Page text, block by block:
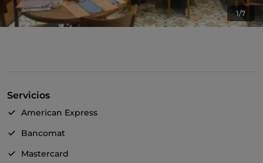
1/7
Servicios
American Express
Bancomat
Mastercard